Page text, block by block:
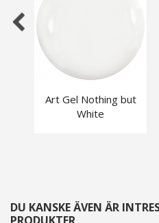
Art Gel Nothing but
White
DU KANSKE ÄVEN ÄR